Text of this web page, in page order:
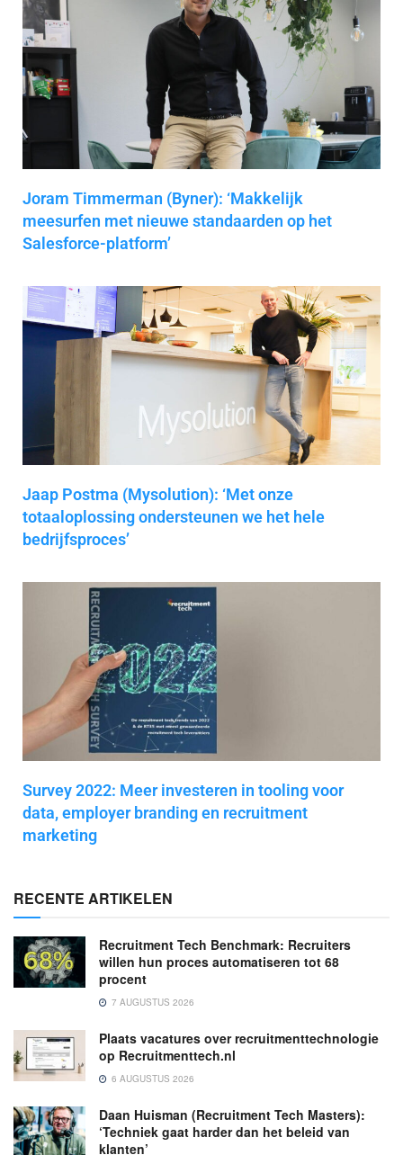
Joram Timmerman (Byner): ‘Makkelijk
meesurfen met nieuwe standaarden op het
Salesforce-platform’
Jaap Postma (Mysolution): ‘Met onze
totaaloplossing ondersteunen we het hele
bedrijfsproces’
Survey 2022: Meer investeren in tooling voor
data, employer branding en recruitment
marketing
RECENTE ARTIKELEN
Recruitment Tech Benchmark: Recruiters
willen hun proces automatiseren tot 68
procent
7 AUGUSTUS 2026
Plaats vacatures over recruitmenttechnologie
op Recruitmenttech.nl
6 AUGUSTUS 2026
Daan Huisman (Recruitment Tech Masters):
‘Techniek gaat harder dan het beleid van
klanten’